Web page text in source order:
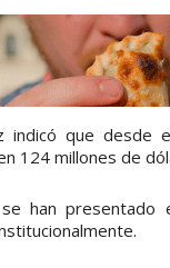
indicó que desde
124 millones de
han presentado